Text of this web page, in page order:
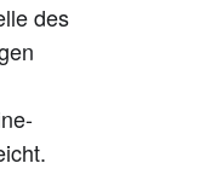
des